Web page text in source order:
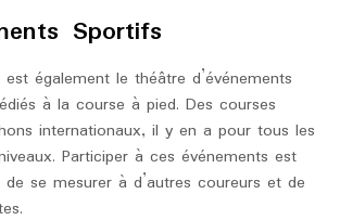
Sportifs
également le théâtre d’événements
à la course à pied. Des courses
internationaux, il y en a pour tous les
Participer à ces événements est
de se mesurer à d’autres coureurs et de